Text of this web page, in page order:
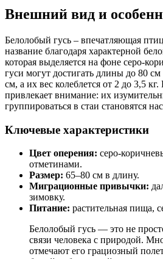
Внешний вид и
Белолобый гусь – впечатляющая
название благодаря характерной
которая выделяется на фоне серо-
гуси могут достигать длины до 80
см, а их вес колеблется от 2 до 3,5
привлекает внимание: их
группироваться в стаи становятся
Ключевые характеристики
Цвет оперения: серо-
отметинами.
Размер: 65–80 см в длину.
Миграционные привычки:
зимовку.
Питание: растительная пища,
Белолобый гусь — это не
связи человека с природой.
отмечают его грациозный